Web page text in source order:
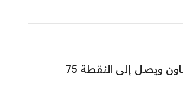
ويصل إلى النقطة 75